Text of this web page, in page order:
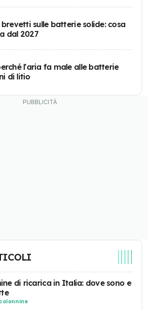
brevetti sulle batterie solide: cosa
dal 2027
l'aria fa male alle batterie
di litio
di ricarica in Italia: dove sono e